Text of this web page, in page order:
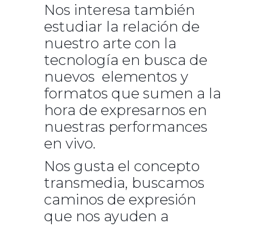
Nos interesa también
estudiar la relación de
nuestro arte con la
tecnología en busca de
nuevos elementos y
formatos que sumen a la
hora de expresarnos en
nuestras performances
en vivo.
Nos gusta el concepto
transmedia, buscamos
caminos de expresión
que nos ayuden a